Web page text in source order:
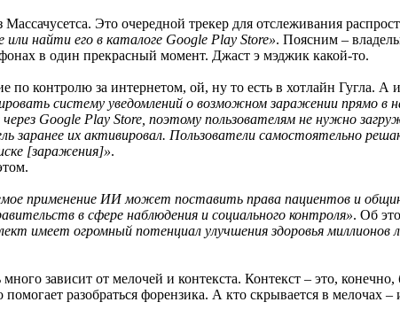
Это очередной трекер для отслеживания
найти его в каталоге Google Play Store». Поясним –
в один прекрасный момент. Джаст э мэджик какой-то.
контролю за интернетом, ой, ну то есть в хотлайн Гугла. А
систему уведомлений о возможном заражении прямо в
Google Play Store, поэтому пользователям не нужно
заранее их активировал. Пользователи самостоятельно
[заражения]».
применение ИИ может поставить права пациентов и
в сфере наблюдения и социального контроля». Об
имеет огромный потенциал улучшения здоровья
зависит от мелочей и контекста. Контекст – это,
разобраться форензика. А кто скрывается в мелочах